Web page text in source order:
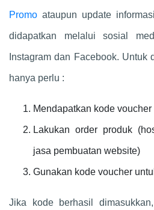
Promo ataupun update
didapatkan melalui sosial
Instagram dan Facebook. Untuk
hanya perlu :
Mendapatkan kode
Lakukan order produk
jasa pembuatan website)
Gunakan kode voucher
Jika kode berhasil